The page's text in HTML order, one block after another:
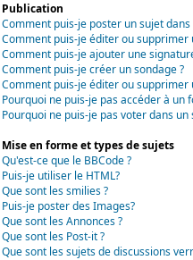
Publication
Comment puis-je poster un sujet dans
Comment puis-je éditer ou supprimer
Comment puis-je ajouter une
Comment puis-je créer un sondage ?
Comment puis-je éditer ou supprimer
Pourquoi ne puis-je pas accéder à un
Pourquoi ne puis-je pas voter dans un
Mise en forme et types de sujets
Qu'est-ce que le BBCode ?
Puis-je utiliser le HTML?
Que sont les smilies ?
Puis-je poster des Images?
Que sont les Annonces ?
Que sont les Post-it ?
Que sont les sujets de discussions